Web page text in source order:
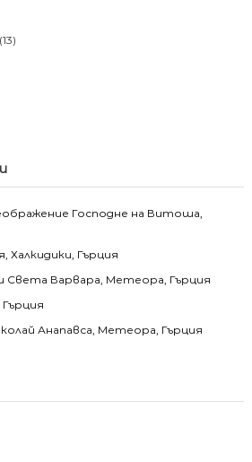
(13)
Господне на Витоша,
Халкидики, Гърция
Света Варвара, Метеора, Гърция
Гърция
Анапавса, Метеора, Гърция